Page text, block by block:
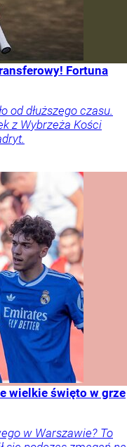
Fortuna
od dłuższego czasu.
z Wybrzeża Kości
wielkie święto w grze
w Warszawie? To